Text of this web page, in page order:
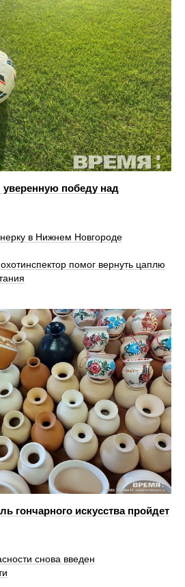
победу над
в Нижнем Новгороде
помог вернуть цаплю
гончарного искусства пройдет
снова введен